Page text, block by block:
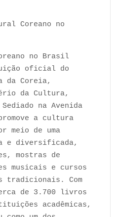
Coreano no
no Brasil
oficial do
da Coreia,
da Cultura,
na Avenida
a cultura
meio de uma
e diversificada,
mostras de
musicais e cursos
tradicionais. Com
de 3.700 livros
acadêmicas,